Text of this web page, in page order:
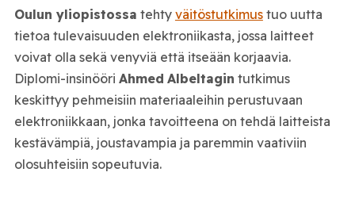
Oulun yliopistossa tehty väitöstutkimustuo uutta
tietoa tulevaisuuden elektroniikasta, jossa laitteet
voivat olla sekä venyviä että itseään korjaavia.
Diplomi-insinööri Ahmed Albeltagin tutkimus
keskittyy pehmeisiin materiaaleihin perustuvaan
elektroniikkaan, jonka tavoitteena on tehdä laitteista
kestävämpiä, joustavampia ja paremmin vaativiin
olosuhteisiin sopeutuvia.